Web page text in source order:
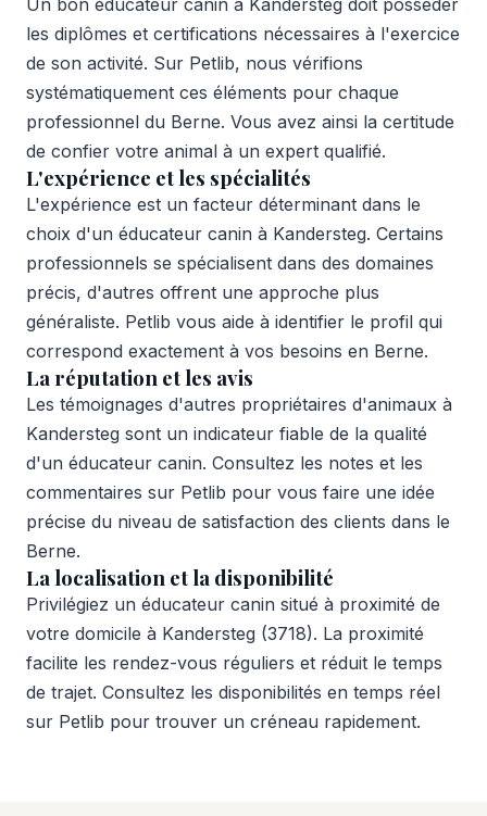
les diplômes et certifications nécessaires à l'exercice
de son activité. Sur Petlib, nous vérifions
systématiquement ces éléments pour chaque
professionnel du Berne. Vous avez ainsi la certitude
de confier votre animal à un expert qualifié.
L'expérience et les spécialités
L'expérience est un facteur déterminant dans le
choix d'un éducateur canin à Kandersteg. Certains
professionnels se spécialisent dans des domaines
précis, d'autres offrent une approche plus
généraliste. Petlib vous aide à identifier le profil qui
correspond exactement à vos besoins en Berne.
La réputation et les avis
Les témoignages d'autres propriétaires d'animaux à
Kandersteg sont un indicateur fiable de la qualité
d'un éducateur canin. Consultez les notes et les
commentaires sur Petlib pour vous faire une idée
précise du niveau de satisfaction des clients dans le
Berne.
La localisation et la disponibilité
Privilégiez un éducateur canin situé à proximité de
votre domicile à Kandersteg (3718). La proximité
facilite les rendez-vous réguliers et réduit le temps
de trajet. Consultez les disponibilités en temps réel
sur Petlib pour trouver un créneau rapidement.